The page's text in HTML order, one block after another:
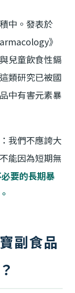
中。發表於
》
兒童飲食性鎘
類研究已被國
中有害元素暴
我們不應誇大
能因為短期無
要的長期暴
副食品